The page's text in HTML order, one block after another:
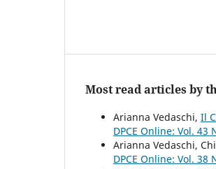
Most read articles by
Arianna Vedaschi, Il
DPCE Online: Vol. 43
Arianna Vedaschi,
DPCE Online: Vol. 38